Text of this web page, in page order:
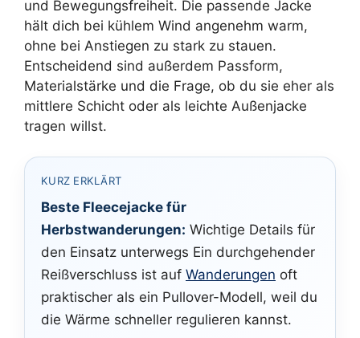
und Bewegungsfreiheit. Die passende Jacke
hält dich bei kühlem Wind angenehm warm,
ohne bei Anstiegen zu stark zu stauen.
Entscheidend sind außerdem Passform,
Materialstärke und die Frage, ob du sie eher als
mittlere Schicht oder als leichte Außenjacke
tragen willst.
KURZ ERKLÄRT
Beste Fleecejacke für
Herbstwanderungen: Wichtige Details für
den Einsatz unterwegs Ein durchgehender
Reißverschluss ist auf Wanderungen oft
praktischer als ein Pullover-Modell, weil du
die Wärme schneller regulieren kannst.